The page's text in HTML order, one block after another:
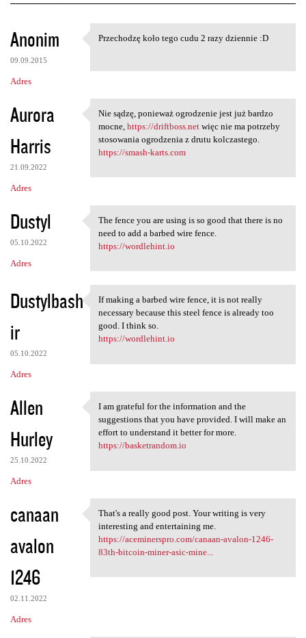
K
o
m
e
n
t
a
r
z
Anonim
09.09.2015
Adres
Przechodzę koło tego cudu 2
Przechodzę koło tego cudu 2 razy dziennie :D
Aurora
Harris
21.09.2022
Adres
Nie sądzę, ponieważ
Nie sądzę, ponieważ ogrodzenie jest już bardzo
mocne, https://driftboss.netwięc nie ma potrzeby
stosowania ogrodzenia z drutu kolczastego.
https://smash-karts.com
Dustyl
05.10.2022
Adres
The fence you are using is so
The fence you are using is so good that there is no
need to add a barbed wire fence.
https://wordlehint.io
Dustylbash
ir
05.10.2022
Adres
If making a barbed wire fence
If making a barbed wire fence, it is not really
necessary because this steel fence is already too
good. I think so.
https://wordlehint.io
Allen
Hurley
25.10.2022
Adres
I am grateful for the
I am grateful for the information and the
suggestions that you have provided. I will make an
effort to understand it better for more.
https://basketrandom.io
canaan
avalon
1246
02.11.2022
Adres
That's a really good post.
That's a really good post. Your writing is very
interesting and entertaining me.
https://aceminerspro.com/canaan-avalon-1246-
83th-bitcoin-miner-asic-mine...